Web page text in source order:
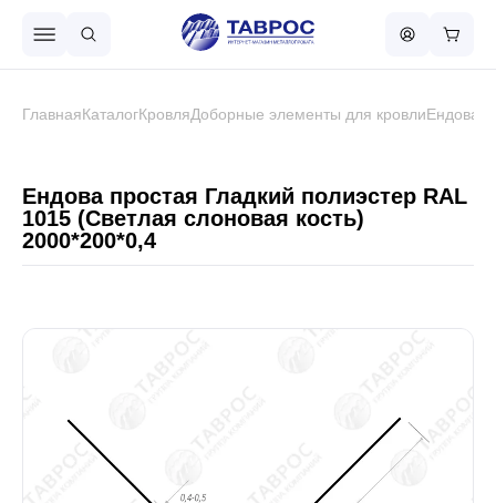
Металлочерепица
Сваи винтовые
ГлавнаяКаталогКровляДоборные элементы для кровлиЕндова
Ендова простая Гладкий полиэстер RAL
1015 (Светлая слоновая кость)
2000*200*0,4